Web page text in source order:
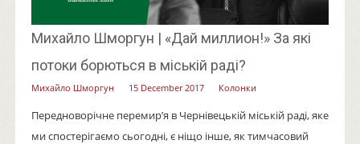
Михайло Шморгун | «Дай миллион!» За які
потоки борються в міській раді?
Михайло Шморгун 15 December 2017 Колонки
Передноворічне перемир’я в Чернівецькій міській раді, яке
ми спостерігаємо сьогодні, є ніщо інше, як тимчасовий